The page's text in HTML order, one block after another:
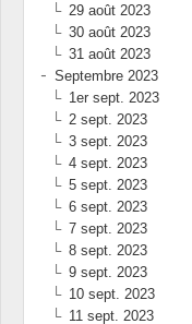
29 août 2023
30 août 2023
31 août 2023
Septembre 2023
1er sept. 2023
2 sept. 2023
3 sept. 2023
4 sept. 2023
5 sept. 2023
6 sept. 2023
7 sept. 2023
8 sept. 2023
9 sept. 2023
10 sept. 2023
11 sept. 2023